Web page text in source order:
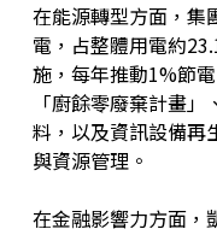
在能源轉型方面，集
電，占整體用電約
施，每年推動1%節
「廚餘零廢棄計畫
料，以及資訊設備再
與資源管理。
在金融影響力方面，